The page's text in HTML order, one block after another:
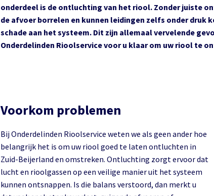
onderdeel is de ontluchting van het riool. Zonder juiste
de afvoer borrelen en kunnen leidingen zelfs onder
schade aan het systeem. Dit zijn allemaal vervelende
Onderdelinden Rioolservice voor u klaar om uw riool te
Voorkom problemen
Bij Onderdelinden Rioolservice weten we als geen ander hoe
belangrijk het is om uw riool goed te laten ontluchten in
Zuid-Beijerland en omstreken. Ontluchting zorgt ervoor dat
lucht en rioolgassen op een veilige manier uit het systeem
kunnen ontsnappen. Is die balans verstoord, dan merkt u